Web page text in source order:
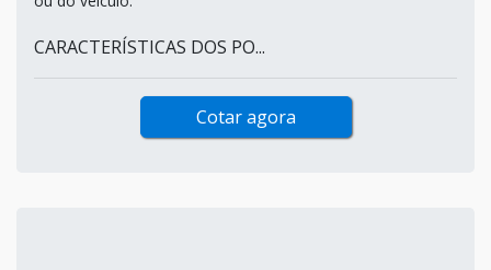
CARACTERÍSTICAS DOS PO...
Cotar agora